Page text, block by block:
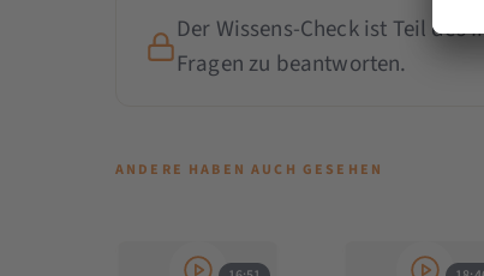
Der Wissens-Check ist Teil
Fragen zu beantworten.
ANDERE HABEN AUCH GESEHEN